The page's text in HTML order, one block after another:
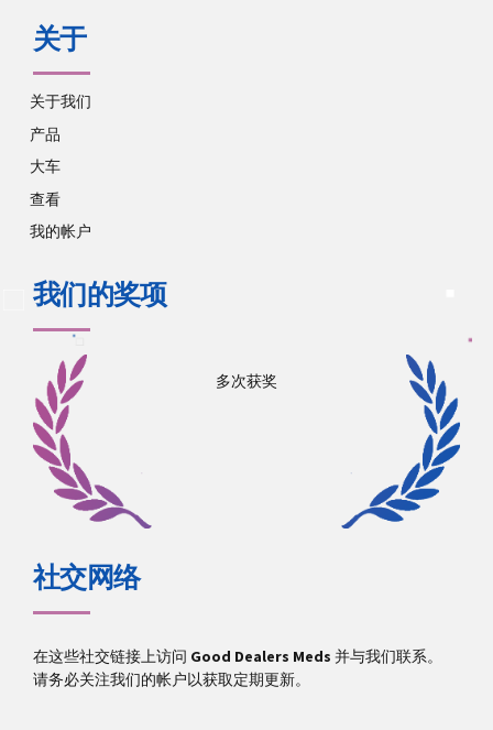
关于
关于我们
产品
大车
查看
我的帐户
我们的奖项
多次获奖
社交网络
在这些社交链接上访问 Good Dealers Meds 并与我们联系。
请务必关注我们的帐户以获取定期更新。